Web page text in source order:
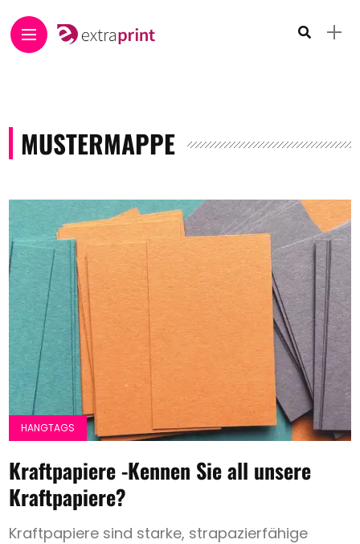
MUSTERMAPPE
HANGTAGS
Kraftpapiere -Kennen Sie all unsere
Kraftpapiere?
Kraftpapiere sind starke, strapazierfähige